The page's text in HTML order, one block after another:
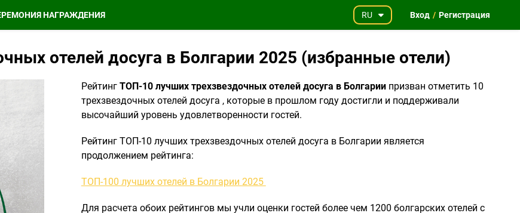
НАГРАЖДЕНИЯ RU Вход / Регистрация
отелей досуга в Болгарии 2025 (избранные отели)
Рейтинг ТОП-10 лучших трехзвездочных отелей досуга в Болгариипризван отметить 10
трехзвездочных отелей досуга , которые в прошлом году достигли и поддерживали
высочайший уровень удовлетворенности гостей.
Рейтинг ТОП-10 лучших трехзвездочных отелей досуга в Болгарии является
продолжением рейтинга:
ТОП-100 лучших отелей в Болгарии 2025
Для расчета обоих рейтингов мы учли оценки гостей более чем 1200 болгарских отелей с